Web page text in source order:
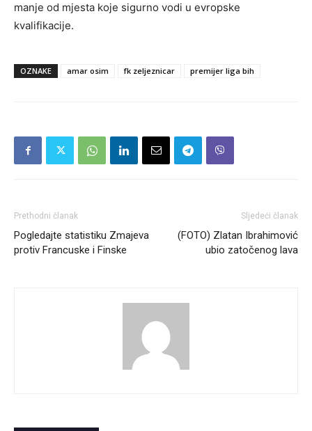
manje od mjesta koje sigurno vodi u evropske
kvalifikacije.
OZNAKE amar osim fk zeljeznicar premijer liga bih
Prethodni članak
Pogledajte statistiku Zmajeva
protiv Francuske i Finske
Sljedeći članak
(FOTO) Zlatan Ibrahimović
ubio zatočenog lava